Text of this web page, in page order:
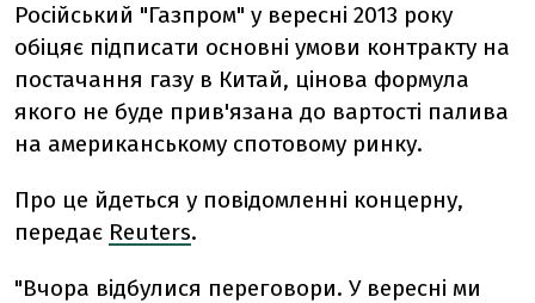
Російський "Газпром" у вересні 2013 року
обіцяє підписати основні умови контракту на
постачання газу в Китай, цінова формула
якого не буде прив'язана до вартості палива
на американському спотовому ринку.
Про це йдеться у повідомленні концерну,
передає Reuters.
"Вчора відбулися переговори. У вересні ми